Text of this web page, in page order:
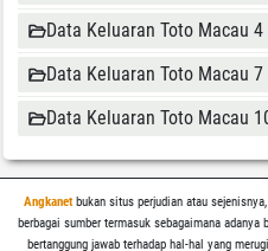
Data Keluaran Toto Macau 4
Data Keluaran Toto Macau 7
Data Keluaran Toto Macau
Angkanetbukan situs perjudian atau
berbagai sumber termasuk sebagaimana
bertanggung jawab terhadap hal-hal yang